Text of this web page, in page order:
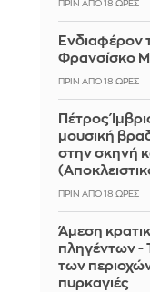
ΠΡΙΝ ΑΠΌ 18 ΏΡΕΣ
Ενδιαφέρον
Φρανσίσκο
ΠΡΙΝ ΑΠΌ 18 ΏΡΕΣ
Πέτρος
μουσική
στην σκηνή
ΠΡΙΝ ΑΠΌ 18 ΏΡΕΣ
Άμεση
πληγέντων -
των
πυρκαγιές